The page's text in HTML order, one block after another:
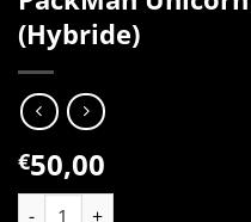
(Hybride)
€50,00
PackMan Unicorn Zkittles